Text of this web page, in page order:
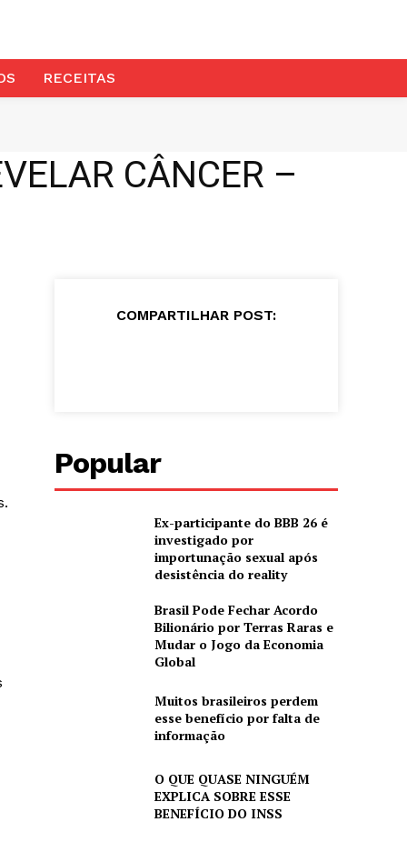
RECEITAS
CÂNCER –
COMPARTILHAR POST:
Popular
Ex-participante do BBB 26 é
investigado por
importunação sexual após
desistência do reality
Brasil Pode Fechar Acordo
Bilionário por Terras Raras e
Mudar o Jogo da Economia
Global
Muitos brasileiros perdem
esse benefício por falta de
informação
O QUE QUASE NINGUÉM
EXPLICA SOBRE ESSE
BENEFÍCIO DO INSS